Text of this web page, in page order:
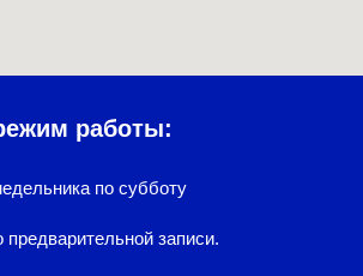
работы:
по субботу
записи.